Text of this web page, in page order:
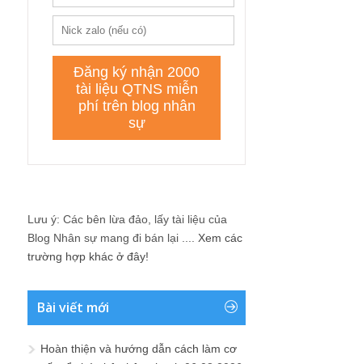
Lưu ý: Các bên lừa đảo, lấy tài liệu của
Blog Nhân sự mang đi bán lại .... Xem các
trường hợp khác ở đây!
Bài viết mới
Hoàn thiện và hướng dẫn cách làm cơ